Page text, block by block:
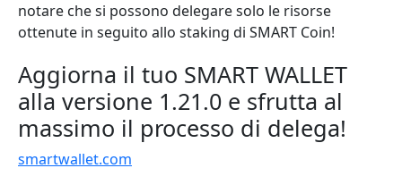
notare che si possono delegare solo le risorse
ottenute in seguito allo staking di SMART Coin!
Aggiorna il tuo SMART WALLET
alla versione 1.21.0 e sfrutta al
massimo il processo di delega!
smartwallet.com